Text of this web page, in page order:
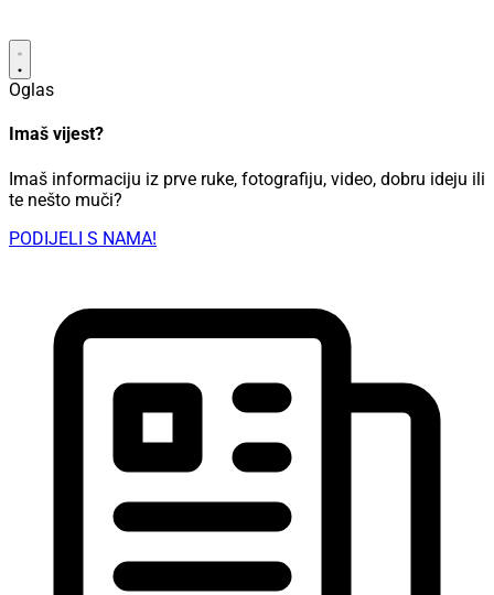
Oglas
Imaš vijest?
Imaš informaciju iz prve ruke, fotografiju, video, dobru ideju ili
te nešto muči?
PODIJELI S NAMA!